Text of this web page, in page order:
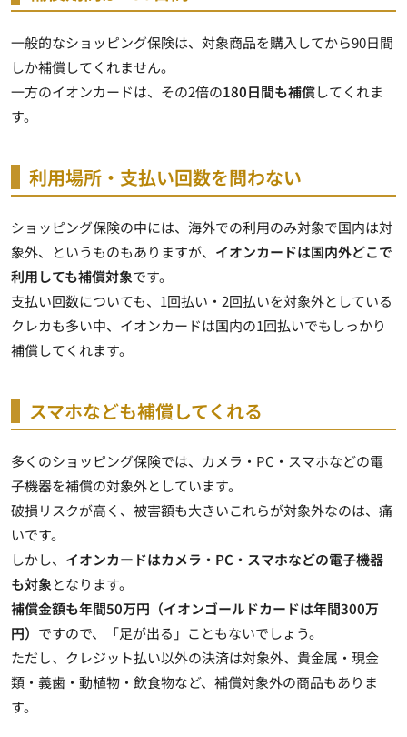
一般的なショッピング保険は、対象商品を購入してから90日間
しか補償してくれません。
一方のイオンカードは、その2倍の180日間も補償してくれま
す。
利用場所・支払い回数を問わない
ショッピング保険の中には、海外での利用のみ対象で国内は対
象外、というものもありますが、 イオンカードは国内外どこで
利用しても補償対象です。
支払い回数についても、1回払い・2回払いを対象外としている
クレカも多い中、イオンカードは国内の1回払いでもしっかり
補償してくれます。
スマホなども補償してくれる
多くのショッピング保険では、カメラ・PC・スマホなどの電
子機器を補償の対象外としています。
破損リスクが高く、被害額も大きいこれらが対象外なのは、痛
いです。
しかし、 イオンカードはカメラ・PC・スマホなどの電子機器
も対象となります。
補償金額も年間50万円（イオンゴールドカードは年間300万
円） ですので、「足が出る」こともないでしょう。
ただし、 クレジット払い以外の決済は対象外、貴金属・現金
類・義歯・動植物・飲食物など、補償対象外の商品もありま
す。